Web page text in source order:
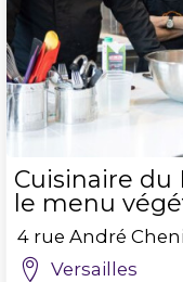
Cuisinaire du
le menu
4 rue André
Versailles